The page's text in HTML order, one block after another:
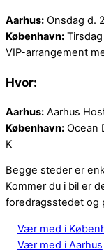
Aarhus: Onsdag d.
København:
VIP-arrangement
Hvor:
Aarhus: Aarhus
København: Ocean
K
Begge steder er
Kommer du i bil er
foredragsstedet og
Vær med i
Vær med i Aarhus